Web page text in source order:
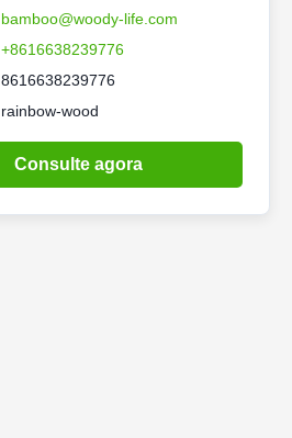
bamboo@woody-life.com
+8616638239776
8616638239776
rainbow-wood
Consulte agora